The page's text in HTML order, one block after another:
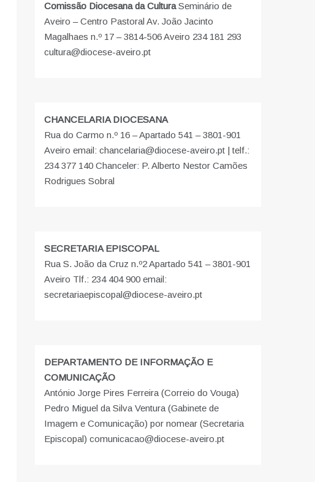
Comissão Diocesana da CulturaSeminário de
Aveiro – Centro Pastoral Av. João Jacinto
Magalhaes n.º 17 – 3814-506 Aveiro 234 181 293
cultura@diocese-aveiro.pt
CHANCELARIA DIOCESANA
Rua do Carmo n.º 16 – Apartado 541 – 3801-901
Aveiro email: chancelaria@diocese-aveiro.pt | telf.:
234 377 140 Chanceler: P. Alberto Nestor Camões
Rodrigues Sobral
SECRETARIA EPISCOPAL
Rua S. João da Cruz n.º2 Apartado 541 – 3801-901
Aveiro Tlf.: 234 404 900 email:
secretariaepiscopal@diocese-aveiro.pt
DEPARTAMENTO DE INFORMAÇÃO E
COMUNICAÇÃO
António Jorge Pires Ferreira (Correio do Vouga)
Pedro Miguel da Silva Ventura (Gabinete de
Imagem e Comunicação) por nomear (Secretaria
Episcopal) comunicacao@diocese-aveiro.pt